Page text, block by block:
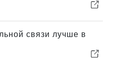
связи лучше в